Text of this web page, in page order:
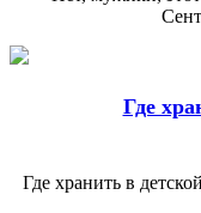
Где
Где хранить в